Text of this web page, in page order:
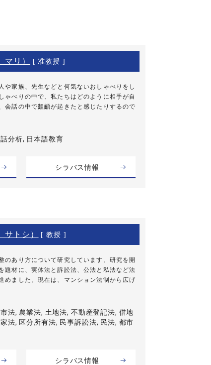
リ） [ 准教授 ]
や家族、先生などと何気ないおしゃべりをし
ゃべりの中で、私たちはどのように相手が自
会話の中で齟齬が起きたと感じたりするので
分析, 日本語教育
シラバス情報
トシ） [ 教授 ]
のあり方について研究しています。研究を開
題材に、実体法と訴訟法、公法と私法など法
めました。現在は、マンション法制から広げ
法, 農業法, 土地法, 不動産登記法, 借地
法, 区分所有法, 民事訴訟法, 民法, 都市
シラバス情報